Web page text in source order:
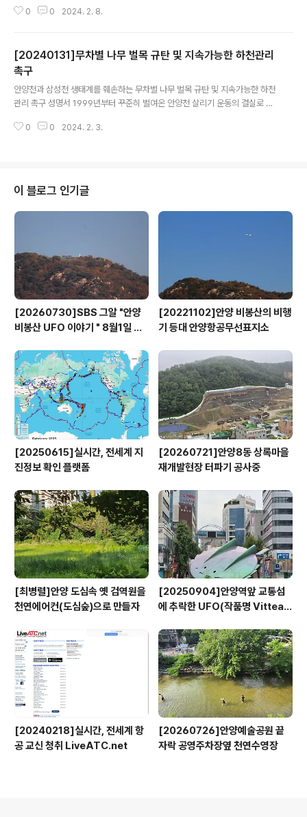
에서 근무하는 B팀장의 자살 사건이 발생했습니다. 한 달이 채 지나지 않은 2월
는 유가족께 깊은 위로를 전합니다. 군포시청소년재단은 오랜 기간 지역사회의
숙원을 담아 건강하고 창의적인 청소년 육성과 청소년 보호 및 복지 향상 등 군
포시 청소년의 복리증진에 기여하기 위하여 2020년 4월 설립되었습니다. 설
립 이후 지역사회 청소년을 위한 ..
0 0 2024. 2. 8.
[20240131]무차별 나무 벌목 규탄 및 지속가능한 하천관리
촉구
안양천과 삼성천 생태계를 훼손하는 무차별 나무 벌목 규탄 및 지속가능한 하천
관리 촉구 성명서 1999년부터 꾸준히 벌여온 안양천 살리기 운동의 결실로 생
날아들고 흰목물떼새, 물총새, 백로, 원앙이 살아가는 하천으로 변모하였다. 전
의 결과였다. 1990년대 중반까지만 해도 우리나라 하천관리 방식은 홍수 시 범
람으로부터 인명과 재산을 보호하기 위하여 제방을 높이고, 하천의 통수단면을
넓히고, 반복적으로 준..
0 0 2024. 2. 3.
이 블로그 인기글
[20260730]SBS 그알 "안양
비봉산 UFO 이야기 " 8월1일 방
[20221102]안양 비봉산의 비행
기 등대 안양항공무선표지소
[20250615]실시간, 전세계 지
진정보 확인 플랫폼
[20260721]안양8동 상록마을
재개발현장 터파기 공사중
[최병렬]안양 도심속 옛 검역원을
천연에어컨(도심숲)으로 만들자
[20250904]안양역앞 교통섬
에 추락한 UFO(작품명 Vitteau
[20240218]실시간, 전세계 항
공 교신 청취 LiveATC.net
[20260726]안양예술공원 끝
자락 공영주차장옆 천연수영장